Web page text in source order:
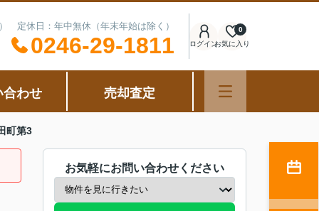
定休日：年中無休（年末年始は除く）
0246-29-1811 ログインお気に入り
0
合わせ 売却査定
町第3
お気軽にお問い合わせください